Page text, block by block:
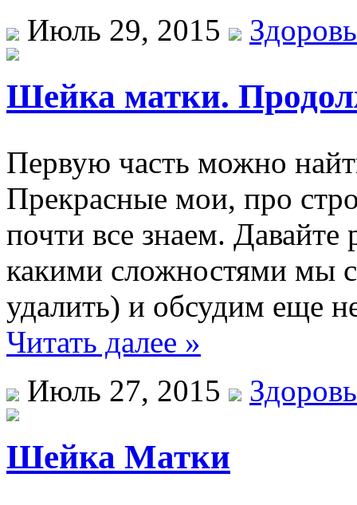
Июль 29, 2015
Шейка матки.
Первую часть можно
Прекрасные мои, про
почти все знаем.
какими сложностями мы
удалить) и обсудим еще
Читать далее »
Июль 27, 2015
Шейка Матки